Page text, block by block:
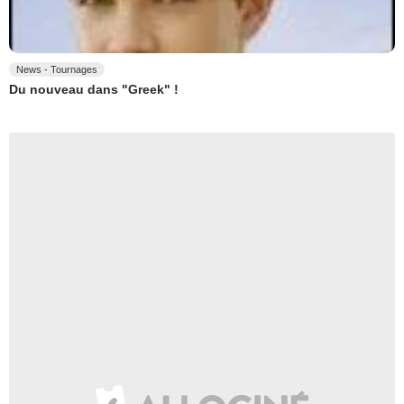
News - Tournages
Du nouveau dans "Greek" !